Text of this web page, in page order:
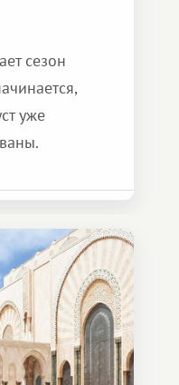
сезон
уже